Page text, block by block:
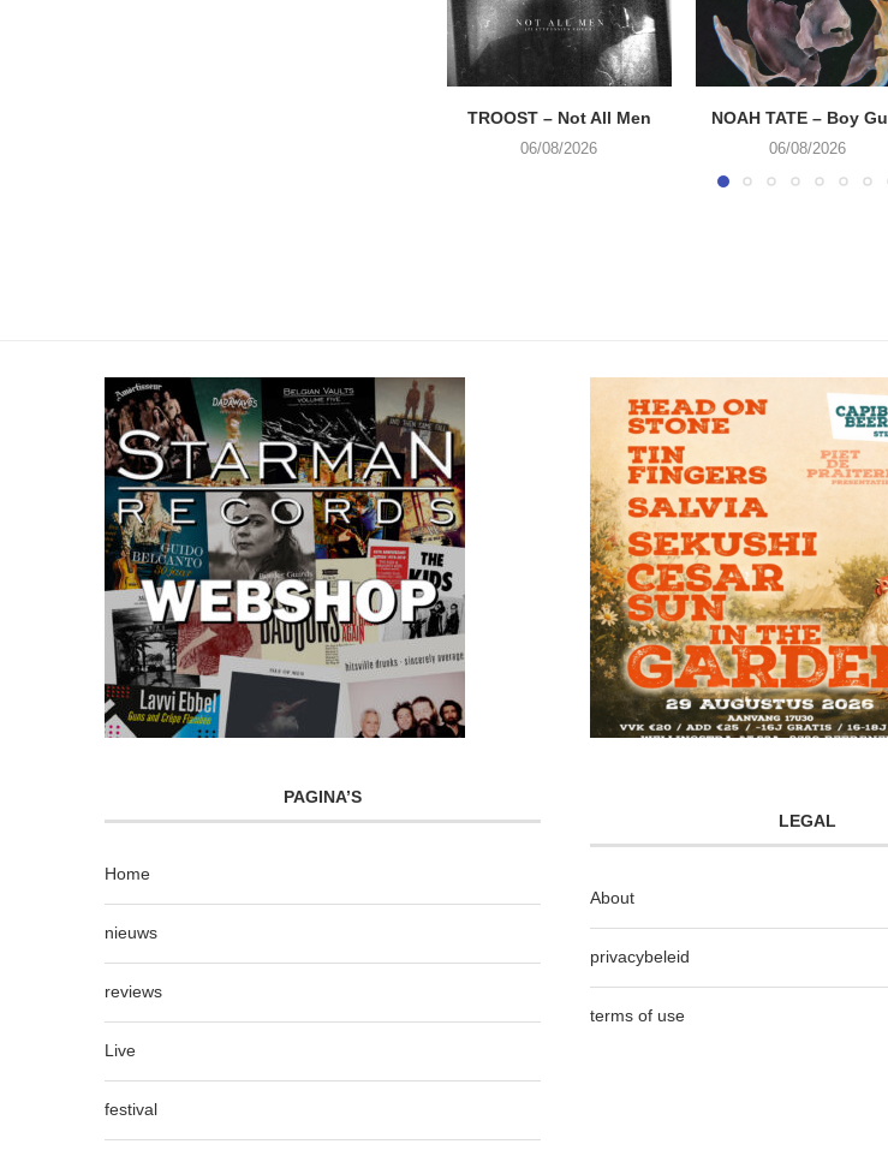
TROOST – Not All Men
06/08/2026
NOAH TATE – Boy
06/08/2026
PAGINA’S
Home
nieuws
reviews
Live
festival
LEGAL
About
privacybeleid
terms of use